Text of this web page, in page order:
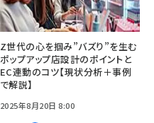
Z世代の心を掴み”バズり”を生む
ポップアップ店設計のポイントと
EC連動のコツ【現状分析＋事例
で解説】
2025年8月20日 8:00